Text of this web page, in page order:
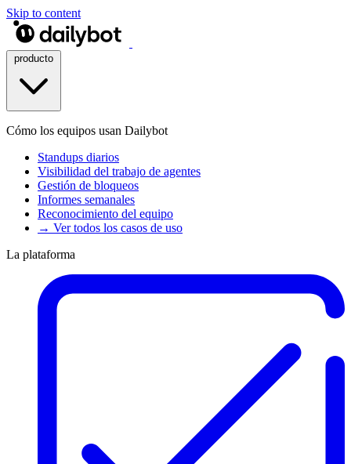
Skip to content
Cómo los equipos usan Dailybot
Standups diarios
Visibilidad del trabajo de agentes
Gestión de bloqueos
Informes semanales
Reconocimiento del equipo
→ Ver todos los casos de uso
La plataforma